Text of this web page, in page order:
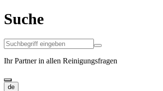
Suche
Ihr Partner in allen Reinigungsfragen
de